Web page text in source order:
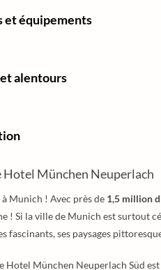
et équipements
alentours
Hotel München Neuperlach
Munich ! Avec près de 1,5 million
! Si la ville de Munich est surtout
fascinants, ses paysages
Hotel München Neuperlach Süd